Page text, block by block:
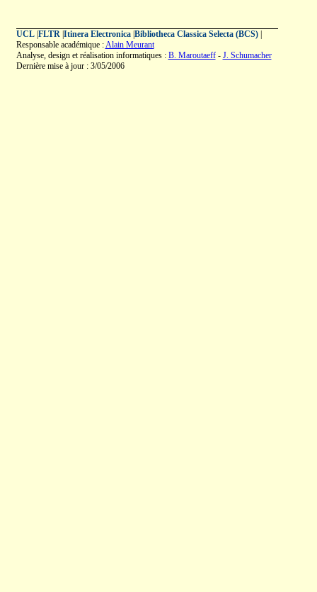
UCL| FLTR| Itinera Electronica| Bibliotheca Classica Selecta (BCS)|
Responsable académique :Alain Meurant
Analyse, design et réalisation informatiques : B. Maroutaeff- J. Schumacher
Dernière mise à jour : 3/05/2006